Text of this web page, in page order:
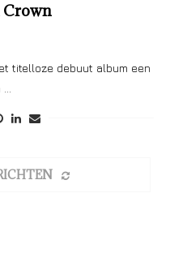
Crown
titelloze debuut album een